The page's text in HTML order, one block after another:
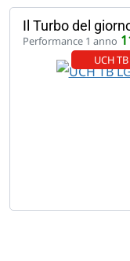
Il Turbo del
Performance 1 anno
UCH